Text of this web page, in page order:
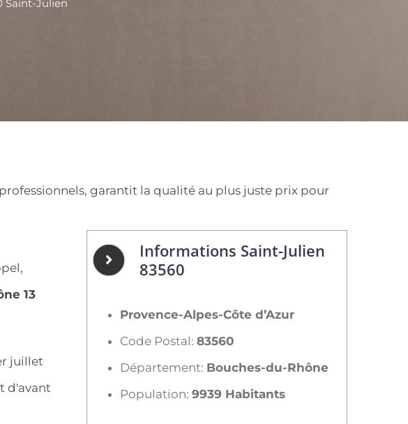
Saint-Julien
garantit la qualité au plus juste prix pour
13
juillet
d'avant
Informations Saint-Julien
83560
Provence-Alpes-Côte d’Azur
Code Postal:83560
Département: Bouches-du-Rhône
Population:9939 Habitants